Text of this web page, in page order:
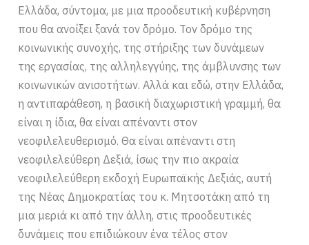
Ελλάδα, σύντομα, με μια προοδευτική κυβέρνηση
που θα ανοίξει ξανά τον δρόμο. Τον δρόμο της
κοινωνικής συνοχής, της στήριξης των δυνάμεων
της εργασίας, της αλληλεγγύης, της άμβλυνσης των
κοινωνικών ανισοτήτων. Αλλά και εδώ, στην Ελλάδα,
η αντιπαράθεση, η βασική διαχωριστική γραμμή, θα
είναι η ίδια, θα είναι απέναντι στον
νεοφιλελευθερισμό. Θα είναι απέναντι στη
νεοφιλελεύθερη Δεξιά, ίσως την πιο ακραία
νεοφιλελεύθερη εκδοχή Ευρωπαϊκής Δεξιάς, αυτή
της Νέας Δημοκρατίας του κ. Μητσοτάκη από τη
μια μεριά κι από την άλλη, στις προοδευτικές
δυνάμεις που επιδιώκουν ένα τέλος στον